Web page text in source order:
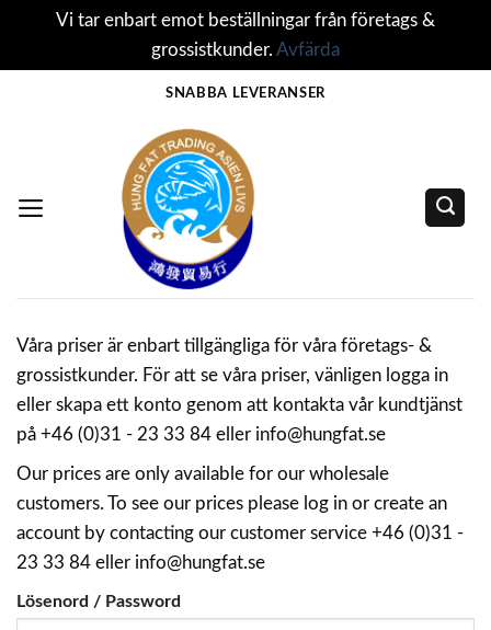
Vi tar enbart emot beställningar från företags &
grossistkunder. Avfärda
SNABBA LEVERANSER
Våra priser är enbart tillgängliga för våra företags- &
grossistkunder. För att se våra priser, vänligen logga in
eller skapa ett konto genom att kontakta vår kundtjänst
på +46 (0)31 - 23 33 84 eller info@hungfat.se
Our prices are only available for our wholesale
customers. To see our prices please log in or create an
account by contacting our customer service +46 (0)31 -
23 33 84 eller info@hungfat.se
Lösenord / Password